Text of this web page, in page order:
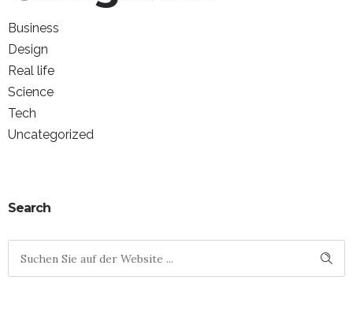
Business
Design
Real life
Science
Tech
Uncategorized
Search